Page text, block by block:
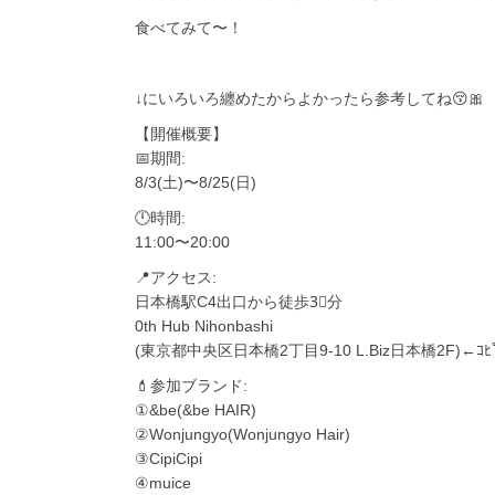
食べてみて〜！
↓にいろいろ纏めたからよかったら参考してね😚🎀
【開催概要】
📅期間:
8/3(土)〜8/25(日)
🕛時間:
11:00〜20:00
📍アクセス:
日本橋駅C4出口から徒歩3⃣分
0th Hub Nihonbashi
(東京都中央区日本橋2丁目9-10 L.Biz日本橋2F)←ｺﾋ
💄参加ブランド:
①&be(&be HAIR)
②Wonjungyo(Wonjungyo Hair)
③CipiCipi
④muice